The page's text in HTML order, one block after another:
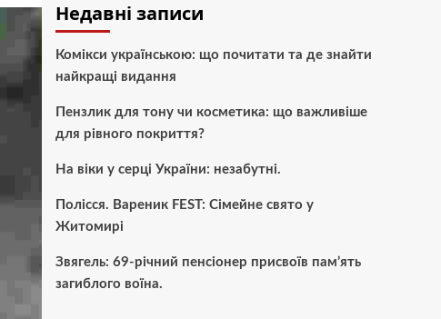
Недавні записи
Комікси українською: що почитати та де знайти
найкращі видання
Пензлик для тону чи косметика: що важливіше
для рівного покриття?
На віки у серці України: незабутні.
Полісся. Вареник FEST: Сімейне свято у
Житомирі
Звягель: 69-річний пенсіонер присвоїв пам’ять
загиблого воїна.